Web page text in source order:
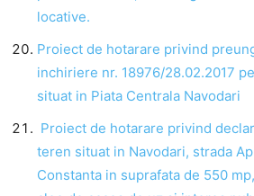
locative.
Proiect de hotarare privind
inchiriere nr. 18976/28.02.2017
situat in Piata Centrala Navodari
Proiect de hotarare privind
teren situat in Navodari, strada
Constanta in suprafata de 550